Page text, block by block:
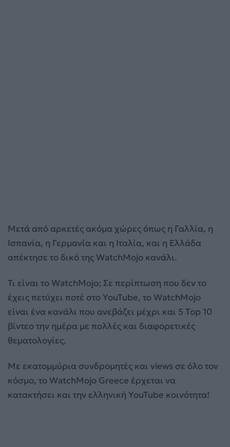
Μετά από αρκετές ακόμα χώρες όπως η Γαλλία, η
Ισπανία, η Γερμανία και η Ιταλία, και η Ελλάδα
απέκτησε το δικό της WatchMojo κανάλι.
Τι είναι το WatchMojo; Σε περίπτωση που δεν το
έχεις πετύχει ποτέ στο YouTube, το WatchMojo
είναι ένα κανάλι που ανεβάζει μέχρι και 5 Top 10
βίντεο την ημέρα με πολλές και διαφορετικές
θεματολογίες.
Με εκατομμύρια συνδρομητές και views σε όλο τον
κόσμο, το WatchMojo Greece έρχεται να
κατακτήσει και την ελληνική YouTube κοινότητα!